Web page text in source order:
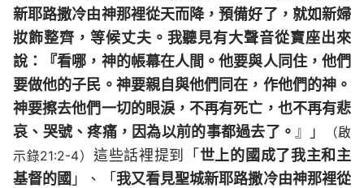
新耶路撒冷由神那裡從天而降，預備好了，就如新婦
妝飾整齊，等候丈夫。我聽見有大聲音從寶座出來
說：『看哪，神的帳幕在人間。他要與人同住，他們
要做他的子民。神要親自與他們同在，作他們的神。
神要擦去他們一切的眼淚，不再有死亡，也不再有悲
哀、哭號、疼痛，因為以前的事都過去了。 』」
（啟
示錄21:2-4） 這些話裡提到「 世上的國成了我主和主
基督的國 」、「 我又看見聖城新耶路撒冷由神那裡從